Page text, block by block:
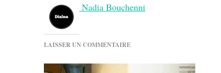
Nadia Bouchenni
LAISSER UN COMMENTAIRESUR